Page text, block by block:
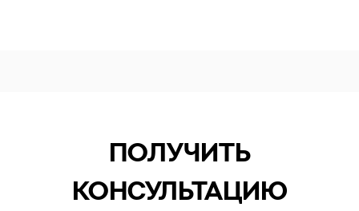
ПОЛУЧИТЬ
КОНСУЛЬТАЦИЮ